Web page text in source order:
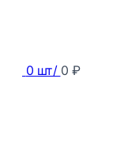
0 шт/ 0 ₽